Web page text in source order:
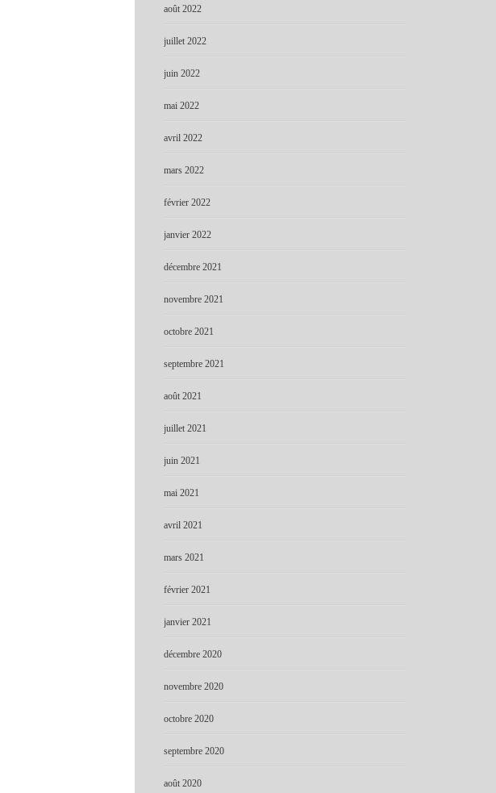
août 2022
juillet 2022
juin 2022
mai 2022
avril 2022
mars 2022
février 2022
janvier 2022
décembre 2021
novembre 2021
octobre 2021
septembre 2021
août 2021
juillet 2021
juin 2021
mai 2021
avril 2021
mars 2021
février 2021
janvier 2021
décembre 2020
novembre 2020
octobre 2020
septembre 2020
août 2020